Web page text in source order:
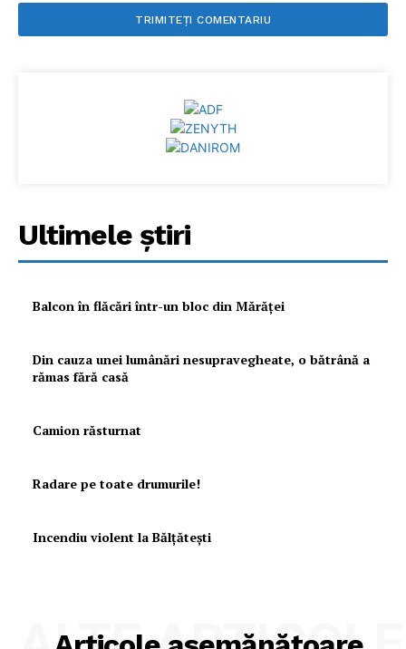
Ultimele ştiri
Balcon în flăcări într-un bloc din Mărăţei
Din cauza unei lumânări nesupravegheate, o bătrână a
rămas fără casă
Camion răsturnat
Radare pe toate drumurile!
Incendiu violent la Bălţăteşti